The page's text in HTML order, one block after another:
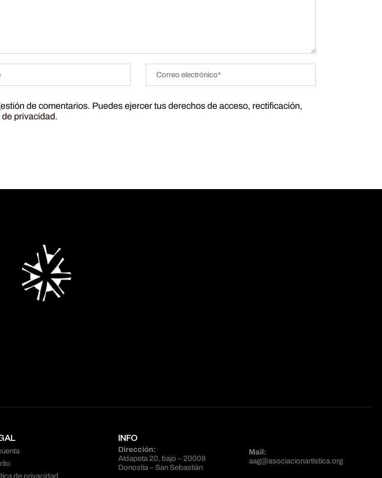
de comentarios. Puedes ejercer tus derechos de acceso, rectificación,
privacidad.
de privacidad
INFO
Dirección:
Aldapeta 20, bajo – 20009
Donostia – San Sebastián
Mail:
aag@asociacionartistica.org